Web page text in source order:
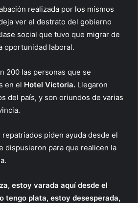
realizada por los mismos
ver el destrato del gobierno
social que tuvo que migrar de
oportunidad laboral.
200 las personas que se
en el Hotel Victoria. Llegaron
del país, y son oriundos de varias
piden ayuda desde el
dispusieron para que realicen la
estoy varada aquí desde el
tengo plata, estoy desesperada,